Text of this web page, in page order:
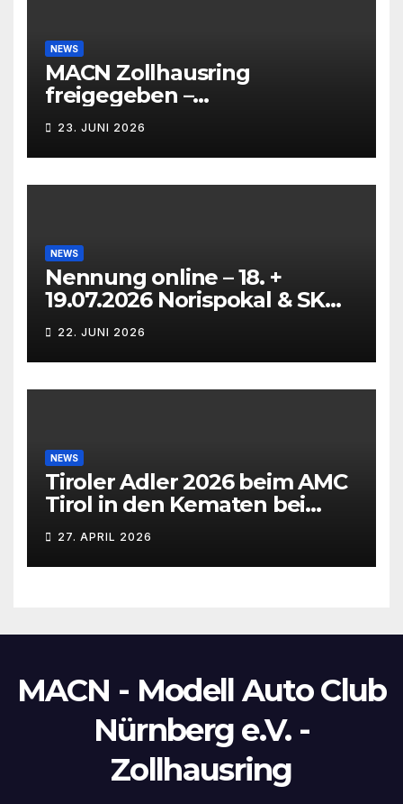
NEWS
MACN Zollhausring
freigegeben –
Eichenpräzissionsspinner
Befall beseitigt –
23. JUNI 2026
NEWS
Nennung online – 18. +
19.07.2026 Norispokal & SK
Lauf VG + EG
22. JUNI 2026
NEWS
Tiroler Adler 2026 beim AMC
Tirol in den Kematen bei
Innsbruck
27. APRIL 2026
MACN - Modell Auto Club
Nürnberg e.V. -
Zollhausring